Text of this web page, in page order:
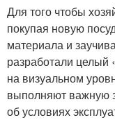
Для того чтобы
покупая новую
материала и
разработали целый
на визуальном
выполняют важную
об условиях